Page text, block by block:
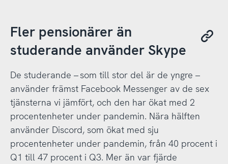
Fler pensionärer än
studerande använder Skype
De studerande – som till stor del är de yngre –
använder främst Facebook Messenger av de sex
tjänsterna vi jämfört, och den har ökat med 2
procentenheter under pandemin. Nära hälften
använder Discord, som ökat med sju
procentenheter under pandemin, från 40 procent i
Q1 till 47 procent i Q3. Mer än var fjärde